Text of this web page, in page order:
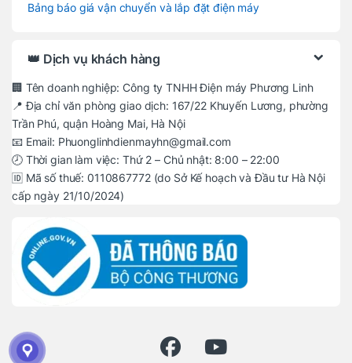
Bảng báo giá vận chuyển và lắp đặt điện máy
👑 Dịch vụ khách hàng
🏢 Tên doanh nghiệp: Công ty TNHH Điện máy Phương Linh
📍 Địa chỉ văn phòng giao dịch: 167/22 Khuyến Lương, phường
Trần Phú, quận Hoàng Mai, Hà Nội
📧 Email: Phuonglinhdienmayhn@gmail.com
🕗 Thời gian làm việc: Thứ 2 – Chủ nhật: 8:00 – 22:00
🆔 Mã số thuế: 0110867772 (do Sở Kế hoạch và Đầu tư Hà Nội
cấp ngày 21/10/2024)